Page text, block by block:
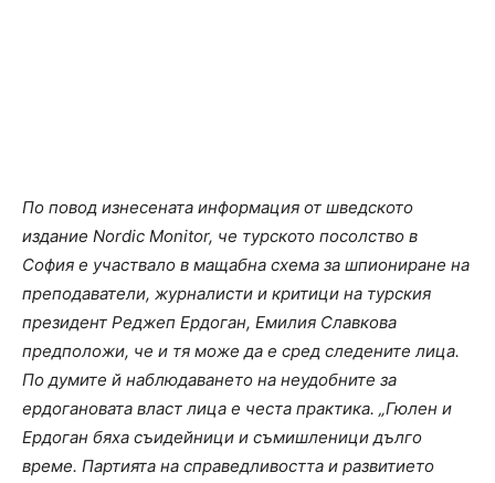
По повод изнесената информация от шведското
издание Nordic Monitor, че турското посолство в
София е участвало в мащабна схема за шпиониране на
преподаватели, журналисти и критици на турския
президент Реджеп Ердоган, Емилия Славкова
предположи, че и тя може да е сред следените лица.
По думите й наблюдаването на неудобните за
ердогановата власт лица е честа практика. „Гюлен и
Ердоган бяха съидейници и съмишленици дълго
време. Партията на справедливостта и развитието